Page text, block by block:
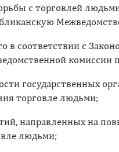
с торговлей
в соответствии с
государственных
торговле людьми;
направленных на
людьми;